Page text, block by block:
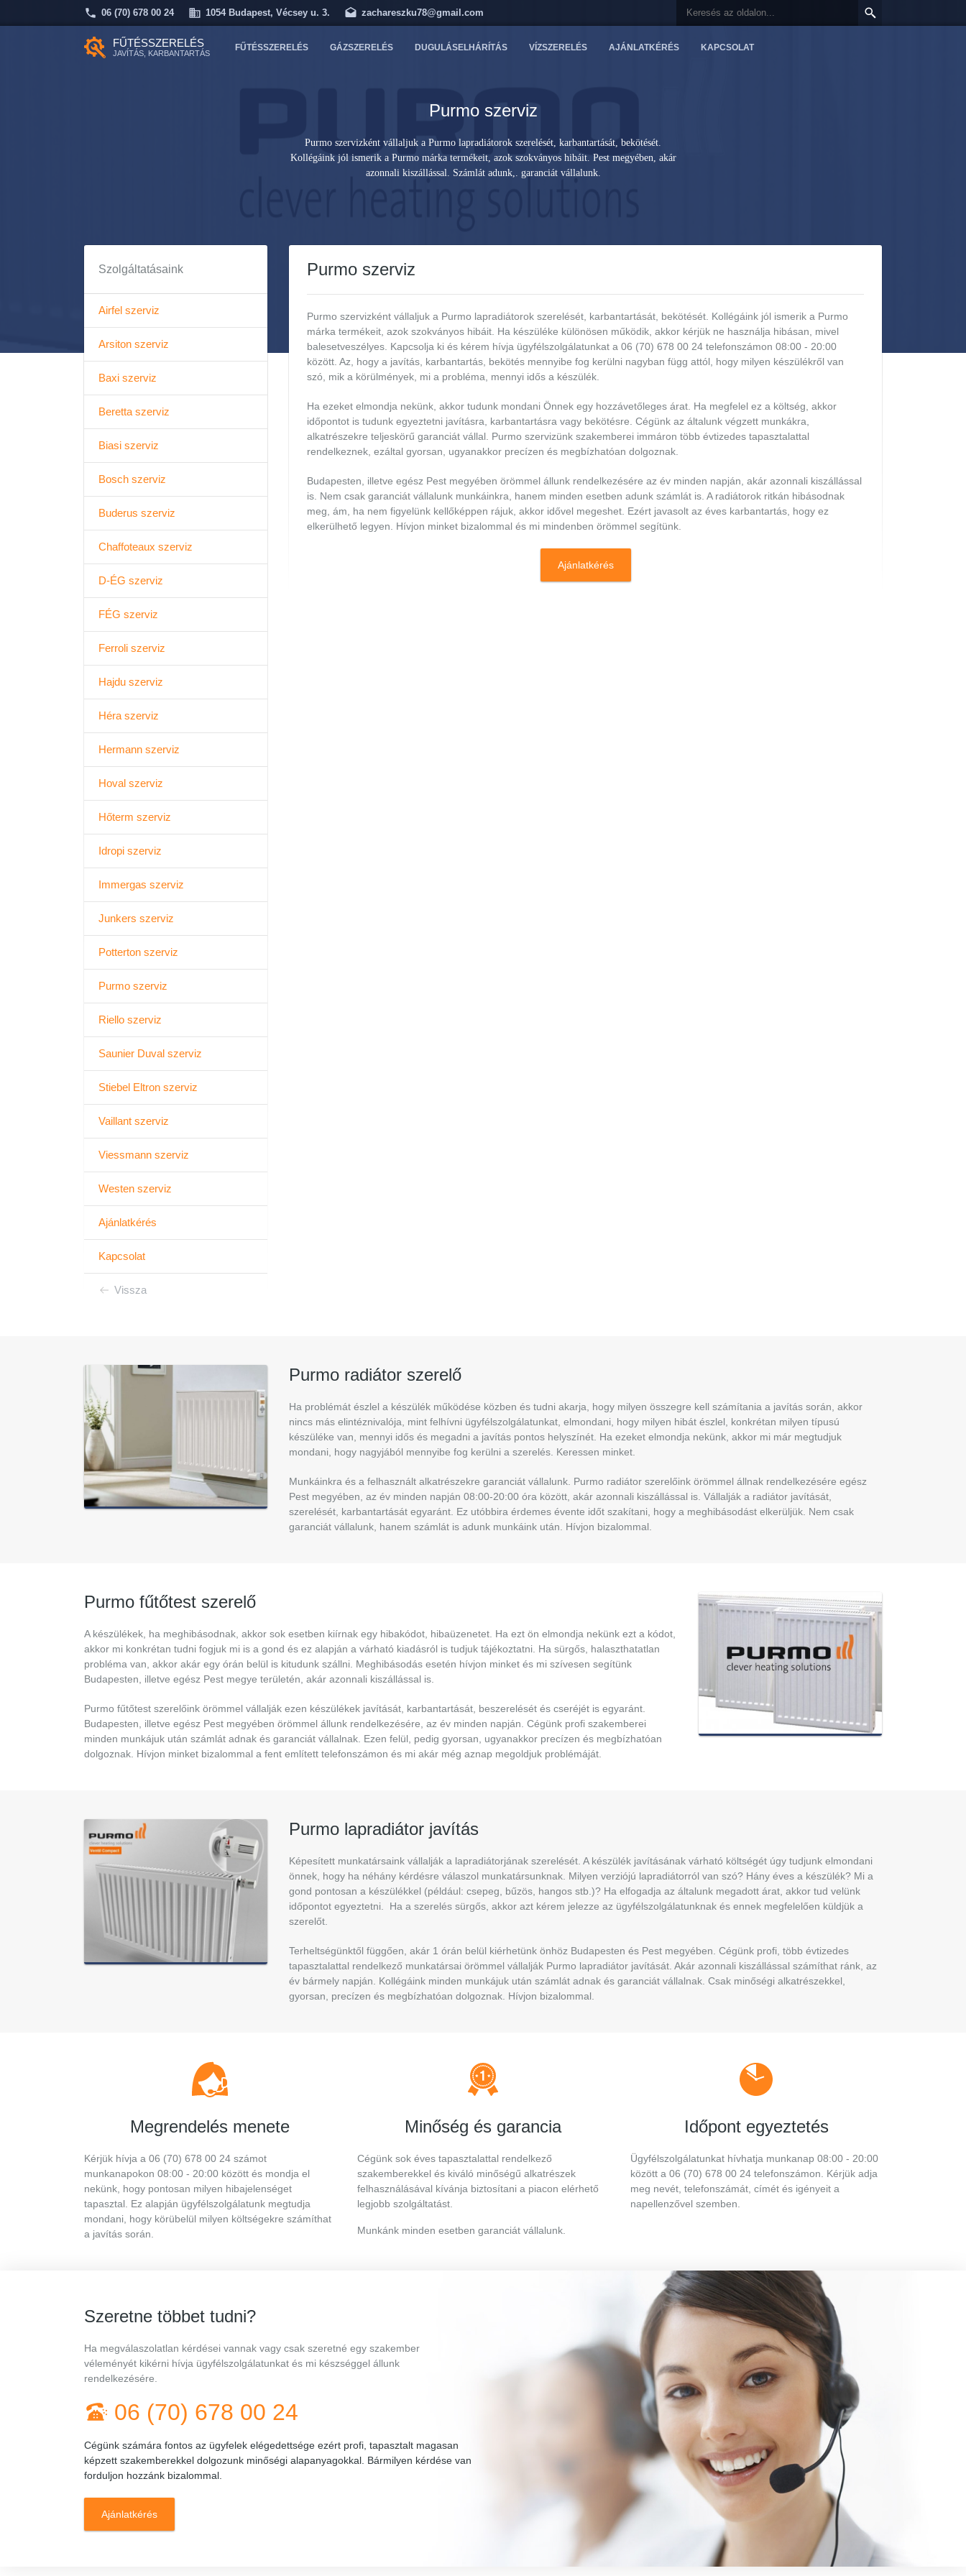
06 (70) 678 00 24 1054 Budapest, Vécsey u. 3. zachareszku78@gmail.com
FŰTÉSSZERELÉS
JAVÍTÁS, KARBANTARTÁS
FŰTÉSSZERELÉS GÁZSZERELÉS DUGULÁSELHÁRÍTÁS VÍZSZERELÉS AJÁNLATKÉRÉS KAPCSOLAT
Purmo szerviz
Purmo szervizként vállaljuk a Purmo lapradiátorok szerelését, karbantartását, bekötését.
Kollégáink jól ismerik a Purmo márka termékeit, azok szokványos hibáit. Pest megyében, akár
azonnali kiszállással. Számlát adunk,. garanciát vállalunk.
Szolgáltatásaink
Airfel szerviz
Arsiton szerviz
Baxi szerviz
Beretta szerviz
Biasi szerviz
Bosch szerviz
Buderus szerviz
Chaffoteaux szerviz
D-ÉG szerviz
FÉG szerviz
Ferroli szerviz
Hajdu szerviz
Héra szerviz
Hermann szerviz
Hoval szerviz
Hőterm szerviz
Idropi szerviz
Immergas szerviz
Junkers szerviz
Potterton szerviz
Purmo szerviz
Riello szerviz
Saunier Duval szerviz
Stiebel Eltron szerviz
Vaillant szerviz
Viessmann szerviz
Westen szerviz
Ajánlatkérés
Kapcsolat
Vissza
Purmo szerviz
Purmo szervizként vállaljuk a Purmo lapradiátorok szerelését, karbantartását, bekötését. Kollégáink jól ismerik a Purmo
márka termékeit, azok szokványos hibáit. Ha készüléke különösen működik, akkor kérjük ne használja hibásan, mivel
balesetveszélyes. Kapcsolja ki és kérem hívja ügyfélszolgálatunkat a 06 (70) 678 00 24 telefonszámon 08:00 - 20:00
között. Az, hogy a javítás, karbantartás, bekötés mennyibe fog kerülni nagyban függ attól, hogy milyen készülékről van
szó, mik a körülmények, mi a probléma, mennyi idős a készülék.
Ha ezeket elmondja nekünk, akkor tudunk mondani Önnek egy hozzávetőleges árat. Ha megfelel ez a költség, akkor
időpontot is tudunk egyeztetni javításra, karbantartásra vagy bekötésre. Cégünk az általunk végzett munkákra,
alkatrészekre teljeskörű garanciát vállal. Purmo szervizünk szakemberei immáron több évtizedes tapasztalattal
rendelkeznek, ezáltal gyorsan, ugyanakkor precízen és megbízhatóan dolgoznak.
Budapesten, illetve egész Pest megyében örömmel állunk rendelkezésére az év minden napján, akár azonnali kiszállással
is. Nem csak garanciát vállalunk munkáinkra, hanem minden esetben adunk számlát is. A radiátorok ritkán hibásodnak
meg, ám, ha nem figyelünk kellőképpen rájuk, akkor idővel megeshet. Ezért javasolt az éves karbantartás, hogy ez
elkerülhető legyen. Hívjon minket bizalommal és mi mindenben örömmel segítünk.
Ajánlatkérés
Purmo radiátor szerelő
Ha problémát észlel a készülék működése közben és tudni akarja, hogy milyen összegre kell számítania a javítás során, akkor
nincs más elintéznivalója, mint felhívni ügyfélszolgálatunkat, elmondani, hogy milyen hibát észlel, konkrétan milyen típusú
készüléke van, mennyi idős és megadni a javítás pontos helyszínét. Ha ezeket elmondja nekünk, akkor mi már megtudjuk
mondani, hogy nagyjából mennyibe fog kerülni a szerelés. Keressen minket.
Munkáinkra és a felhasznált alkatrészekre garanciát vállalunk. Purmo radiátor szerelőink örömmel állnak rendelkezésére egész
Pest megyében, az év minden napján 08:00-20:00 óra között, akár azonnali kiszállással is. Vállalják a radiátor javítását,
szerelését, karbantartását egyaránt. Ez utóbbira érdemes évente időt szakítani, hogy a meghibásodást elkerüljük. Nem csak
garanciát vállalunk, hanem számlát is adunk munkáink után. Hívjon bizalommal.
Purmo fűtőtest szerelő
A készülékek, ha meghibásodnak, akkor sok esetben kiírnak egy hibakódot, hibaüzenetet. Ha ezt ön elmondja nekünk ezt a kódot,
akkor mi konkrétan tudni fogjuk mi is a gond és ez alapján a várható kiadásról is tudjuk tájékoztatni. Ha sürgős, halaszthatatlan
probléma van, akkor akár egy órán belül is kitudunk szállni. Meghibásodás esetén hívjon minket és mi szívesen segítünk
Budapesten, illetve egész Pest megye területén, akár azonnali kiszállással is.
Purmo fűtőtest szerelőink örömmel vállalják ezen készülékek javítását, karbantartását, beszerelését és cseréjét is egyaránt.
Budapesten, illetve egész Pest megyében örömmel állunk rendelkezésére, az év minden napján. Cégünk profi szakemberei
minden munkájuk után számlát adnak és garanciát vállalnak. Ezen felül, pedig gyorsan, ugyanakkor precízen és megbízhatóan
dolgoznak. Hívjon minket bizalommal a fent említett telefonszámon és mi akár még aznap megoldjuk problémáját.
Purmo lapradiátor javítás
Képesített munkatársaink vállalják a lapradiátorjának szerelését. A készülék javításának várható költségét úgy tudjunk elmondani
önnek, hogy ha néhány kérdésre válaszol munkatársunknak. Milyen verziójú lapradiátorról van szó? Hány éves a készülék? Mi a
gond pontosan a készülékkel (például: csepeg, bűzös, hangos stb.)? Ha elfogadja az általunk megadott árat, akkor tud velünk
időpontot egyeztetni. Ha a szerelés sürgős, akkor azt kérem jelezze az ügyfélszolgálatunknak és ennek megfelelően küldjük a
szerelőt.
Terheltségünktől függően, akár 1 órán belül kiérhetünk önhöz Budapesten és Pest megyében. Cégünk profi, több évtizedes
tapasztalattal rendelkező munkatársai örömmel vállalják Purmo lapradiátor javítását. Akár azonnali kiszállással számíthat ránk, az
év bármely napján. Kollégáink minden munkájuk után számlát adnak és garanciát vállalnak. Csak minőségi alkatrészekkel,
gyorsan, precízen és megbízhatóan dolgoznak. Hívjon bizalommal.
Megrendelés menete
Kérjük hívja a 06 (70) 678 00 24 számot
munkanapokon 08:00 - 20:00 között és mondja el
nekünk, hogy pontosan milyen hibajelenséget
tapasztal. Ez alapján ügyfélszolgálatunk megtudja
mondani, hogy körübelül milyen költségekre számíthat
a javítás során.
Minőség és garancia
Cégünk sok éves tapasztalattal rendelkező
szakemberekkel és kiváló minőségű alkatrészek
felhasználásával kívánja biztosítani a piacon elérhető
legjobb szolgáltatást.
Munkánk minden esetben garanciát vállalunk.
Időpont egyeztetés
Ügyfélszolgálatunkat hívhatja munkanap 08:00 - 20:00
között a 06 (70) 678 00 24 telefonszámon. Kérjük adja
meg nevét, telefonszámát, címét és igényeit a
napellenzővel szemben.
Szeretne többet tudni?
Ha megválaszolatlan kérdései vannak vagy csak szeretné egy szakember
véleményét kikérni hívja ügyfélszolgálatunkat és mi készséggel állunk
rendelkezésére.
06 (70) 678 00 24
Cégünk számára fontos az ügyfelek elégedettsége ezért profi, tapasztalt magasan
képzett szakemberekkel dolgozunk minőségi alapanyagokkal. Bármilyen kérdése van
forduljon hozzánk bizalommal.
Ajánlatkérés